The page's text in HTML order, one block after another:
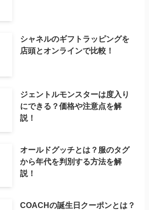
シャネルのギフトラッピングを
店頭とオンラインで比較！
ジェントルモンスターは度入り
にできる？価格や注意点を解
説！
オールドグッチとは？服のタグ
から年代を判別する方法を解
説！
COACHの誕生日クーポンとは？